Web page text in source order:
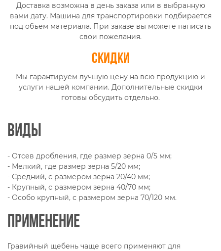
Доставка возможна в день заказа или в выбранную
вами дату. Машина для транспортировки подбирается
под объем материала. При заказе вы можете написать
свои пожелания.
Скидки
Мы гарантируем лучшую цену на всю продукцию и
услуги нашей компании. Дополнительные скидки
готовы обсудить отдельно.
Виды
- Отсев дробления, где размер зерна 0/5 мм;
- Мелкий, где размер зерна 5/20 мм;
- Средний, с размером зерна 20/40 мм;
- Крупный, с размером зерна 40/70 мм;
- Особо крупный, с размером зерна 70/120 мм.
Применение
Гравийный щебень чаще всего применяют для